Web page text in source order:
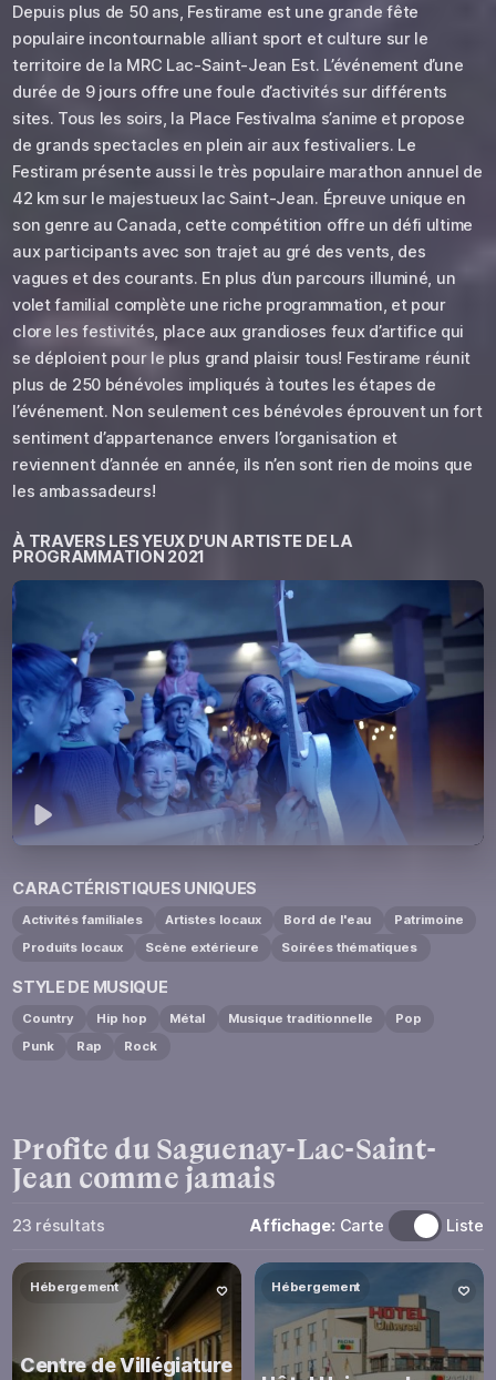
Depuis plus de 50 ans, Festirame est une grande fête
populaire incontournable alliant sport et culture sur le
territoire de la MRC Lac-Saint-Jean Est. L’événement d’une
durée de 9 jours offre une foule d’activités sur différents
sites. Tous les soirs, la Place Festivalma s’anime et propose
de grands spectacles en plein air aux festivaliers. Le
Festiram présente aussi le très populaire marathon annuel de
42 km sur le majestueux lac Saint-Jean. Épreuve unique en
son genre au Canada, cette compétition offre un défi ultime
aux participants avec son trajet au gré des vents, des
vagues et des courants. En plus d’un parcours illuminé, un
volet familial complète une riche programmation, et pour
clore les festivités, place aux grandioses feux d’artifice qui
se déploient pour le plus grand plaisir tous! Festirame réunit
plus de 250 bénévoles impliqués à toutes les étapes de
l’événement. Non seulement ces bénévoles éprouvent un fort
sentiment d’appartenance envers l’organisation et
reviennent d’année en année, ils n’en sont rien de moins que
les ambassadeurs!
À TRAVERS LES YEUX D'UN ARTISTE DE LA
PROGRAMMATION 2021
CARACTÉRISTIQUES UNIQUES
Activités familiales Artistes locaux Bord de l'eau
Patrimoine
Produits locaux
Scène extérieure Soirées thématiques
STYLE DE MUSIQUE
Country Hip hop Métal Musique traditionnelle
Pop
Punk
Rap Rock
Profite du Saguenay-Lac-Saint-
Jean comme jamais
23 résultats Affichage: Carte Liste
Hébergement
Centre de Villégiature
Hébergement